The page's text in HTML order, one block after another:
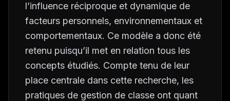
l’influence réciproque et dynamique de
facteurs personnels, environnementaux et
comportementaux. Ce modèle a donc été
retenu puisqu’il met en relation tous les
concepts étudiés. Compte tenu de leur
place centrale dans cette recherche, les
pratiques de gestion de classe ont quant